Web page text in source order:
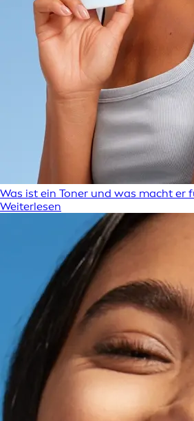
Was ist ein Toner und was macht er
Weiterlesen